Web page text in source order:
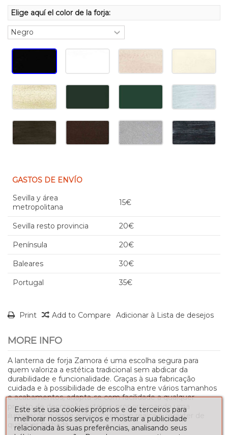
Elige aquí el color de la forja:
GASTOS DE ENVÍO
Sevilla y área
metropolitana
15€
Sevilla resto provincia 20€
Península 20€
Baleares 30€
Portugal 35€
Print Add to Compare Adicionar à Lista de desejos
MORE INFO
A lanterna de forja Zamora é uma escolha segura para
quem valoriza a estética tradicional sem abdicar da
durabilidade e funcionalidade. Graças à sua fabricação
cuidada e à possibilidade de escolha entre vários tamanhos
e acabamentos, adapta-se com facilidade a qualquer
projeto de decoração exterior, proporcionando uma
iluminação quente e duradoura que realça o carácter de
qualquer fachada.
Este site usa cookies próprios e de terceiros para
melhorar nossos serviços e mostrar a publicidade
relacionada às suas preferências, analisando seus